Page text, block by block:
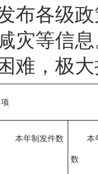
布各级
灾等信
难，极
本年制发件数 本
数